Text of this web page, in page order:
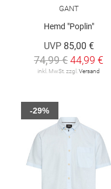
GANT
Hemd "Poplin"
UVP 85,00 €
74,99 €44,99 €
inkl. MwSt. zzgl. Versand
-29%